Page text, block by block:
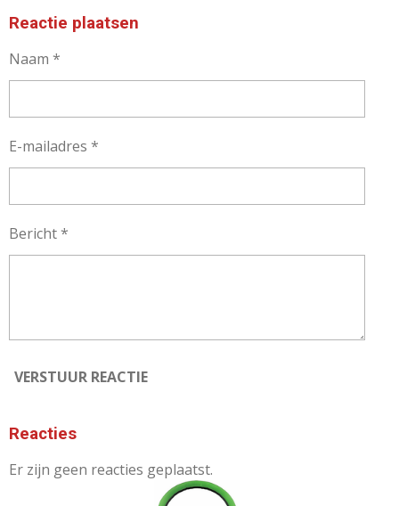
Reactie plaatsen
Naam *
E-mailadres *
Bericht *
VERSTUUR REACTIE
Reacties
Er zijn geen reacties geplaatst.